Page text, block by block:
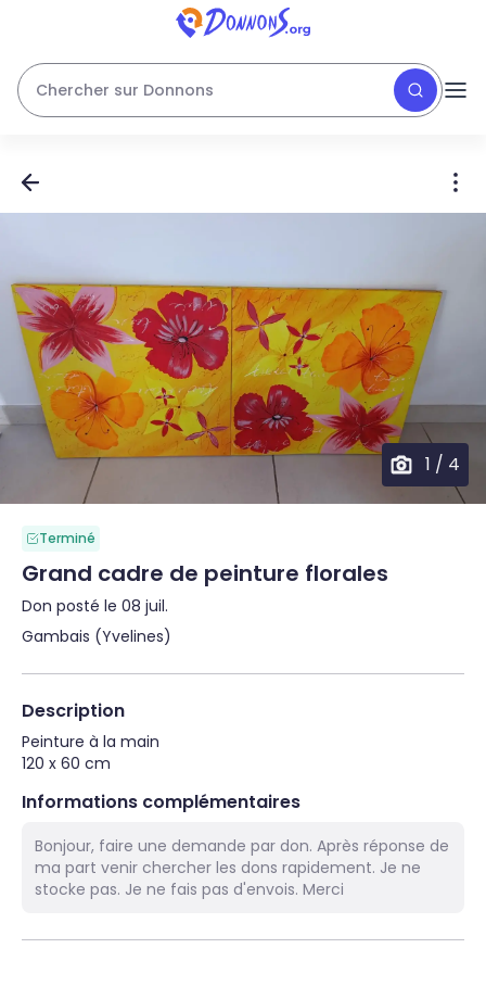
Chercher sur Donnons
1 / 4
Terminé
Grand cadre de peinture florales
Don posté le 08 juil.
Gambais (Yvelines)
Description
Peinture à la main
120 x 60 cm
Informations complémentaires
Bonjour, faire une demande par don. Après réponse de
ma part venir chercher les dons rapidement. Je ne
stocke pas. Je ne fais pas d'envois. Merci